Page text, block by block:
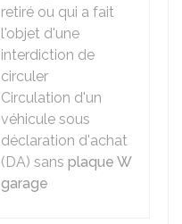
retiré ou qui a fait
l'objet d'une
interdiction de
circuler
Circulation d'un
véhicule sous
déclaration d'achat
(DA) sans plaque W
garage